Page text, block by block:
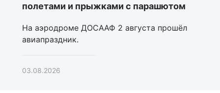
полетами и прыжками с парашютом
На аэродроме ДОСААФ 2 августа прошёл
авиапраздник.
03.08.2026